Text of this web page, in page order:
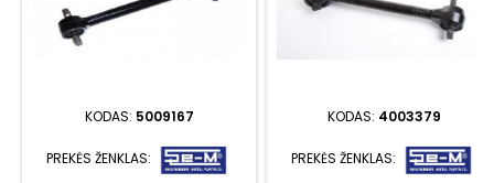
KODAS: 5009167
PREKĖS ŽENKLAS:
KODAS: 4003379
PREKĖS ŽENKLAS: